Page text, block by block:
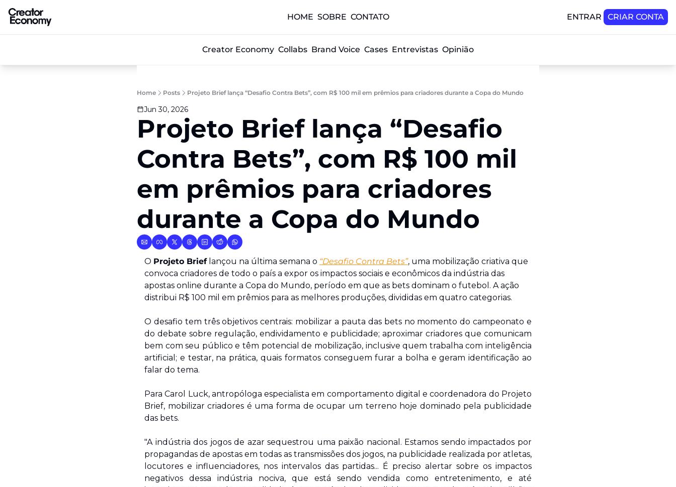
HOME SOBRE CONTATO ENTRAR CRIAR CONTA
Creator Economy Collabs Brand Voice Cases Entrevistas Opinião
Home Posts Projeto Brief lança “Desafio Contra Bets”, com R$ 100 mil em prêmios para criadores durante a Copa do Mundo
Jun 30, 2026
Projeto Brief lança “Desafio
Contra Bets”, com R$ 100 mil
em prêmios para criadores
durante a Copa do Mundo
O Projeto Brief lançou na última semana o “Desafio Contra Bets”, uma mobilização criativa que
convoca criadores de todo o país a expor os impactos sociais e econômicos da indústria das
apostas online durante a Copa do Mundo, período em que as bets dominam o futebol. A ação
distribui R$ 100 mil em prêmios para as melhores produções, divididas em quatro categorias.
O desafio tem três objetivos centrais: mobilizar a pauta das bets no momento do campeonato e
do debate sobre regulação, endividamento e publicidade; aproximar criadores que comunicam
bem com seu público e têm potencial de mobilização, inclusive quem trabalha com inteligência
artificial; e testar, na prática, quais formatos conseguem furar a bolha e geram identificação ao
falar do tema.
Para Carol Luck, antropóloga especialista em comportamento digital e coordenadora do Projeto
Brief, mobilizar criadores é uma forma de ocupar um terreno hoje dominado pela publicidade
das bets.
"A indústria dos jogos de azar sequestrou uma paixão nacional. Estamos sendo impactados por
propagandas de apostas em todas as transmissões dos jogos, na publicidade realizada por atletas,
locutores e influenciadores, nos intervalos das partidas... É preciso alertar sobre os impactos
negativos dessa indústria nociva, que está sendo vendida como entretenimento, e até